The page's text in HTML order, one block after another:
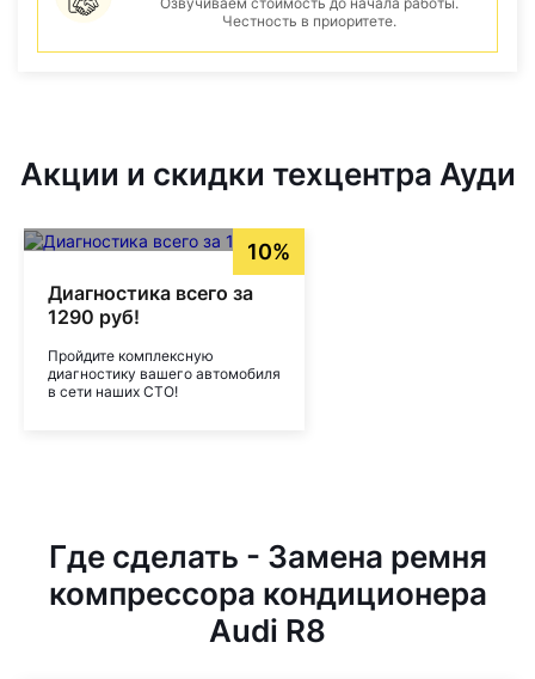
Честность в приоритете.
Акции и скидки техцентра Ауди
10%
Диагностика всего за
1290 руб!
Пройдите комплексную
диагностику вашего автомобиля
в сети наших СТО!
Где сделать - Замена ремня
компрессора кондиционера
Audi R8